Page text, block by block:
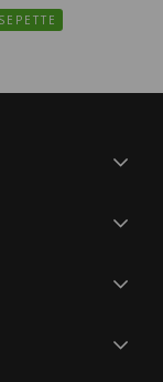
SEPETTE